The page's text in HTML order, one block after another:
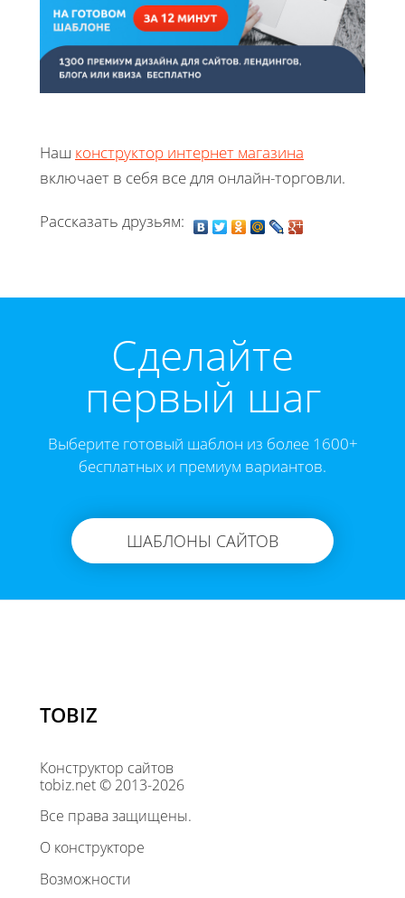
Наш конструктор интернет магазина
включает в себя все для онлайн-торговли.
Рассказать друзьям:
Cделайте
первый шаг
Выберите готовый шаблон из более 1600+
бесплатных и премиум вариантов.
ШАБЛОНЫ САЙТОВ
TOBIZ
Конструктор сайтов
tobiz.net © 2013-2026
Все права защищены.
О конструкторе
Возможности